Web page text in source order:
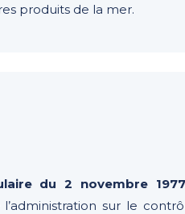
produits de la mer.
du 2 novembre 1977
sur le